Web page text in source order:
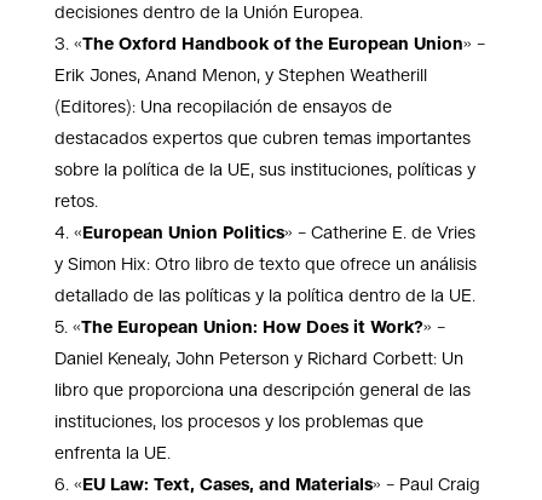
decisiones dentro de la Unión Europea.
«The Oxford Handbook of the European Union» –
Erik Jones, Anand Menon, y Stephen Weatherill
(Editores): Una recopilación de ensayos de
destacados expertos que cubren temas importantes
sobre la política de la UE, sus instituciones, políticas y
retos.
«European Union Politics» – Catherine E. de Vries
y Simon Hix: Otro libro de texto que ofrece un análisis
detallado de las políticas y la política dentro de la UE.
«The European Union: How Does it Work?» –
Daniel Kenealy, John Peterson y Richard Corbett: Un
libro que proporciona una descripción general de las
instituciones, los procesos y los problemas que
enfrenta la UE.
«EU Law: Text, Cases, and Materials» – Paul Craig